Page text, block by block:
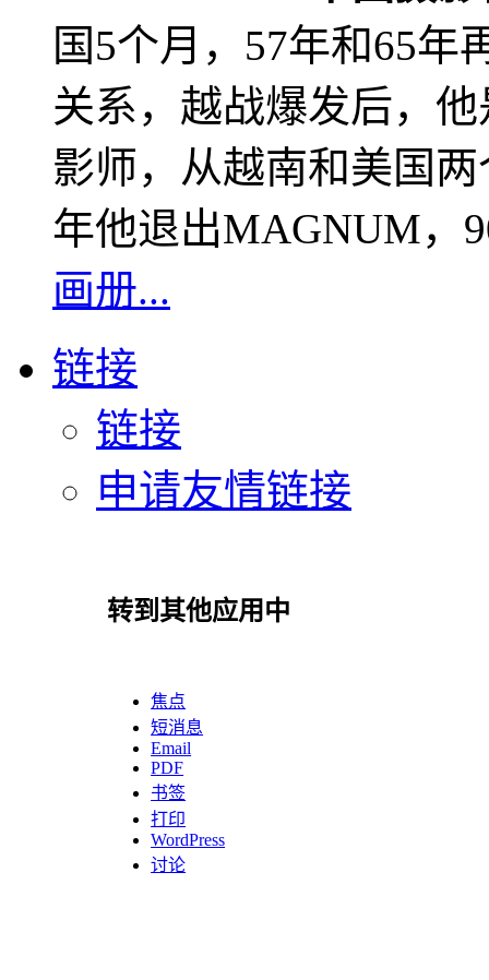
国5个月，57年和65年
关系，越战爆发后，
影师，从越南和美国
年他退出MAGNUM，
画册...
链接
链接
申请友情链接
转到其他应用中
焦点
短消息
Email
PDF
书签
打印
WordPress
讨论